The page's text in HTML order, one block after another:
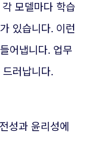
모델마다 학습
있습니다. 이런
어냅니다. 업무
러납니다.
성과 윤리성에